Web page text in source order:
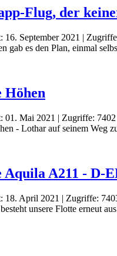
Flug, der
16. September 2021 |
Höhen
01. Mai 2021 | Zugriffe: 7402
Aquila A211 - D-
18. April 2021 | Zugriffe: